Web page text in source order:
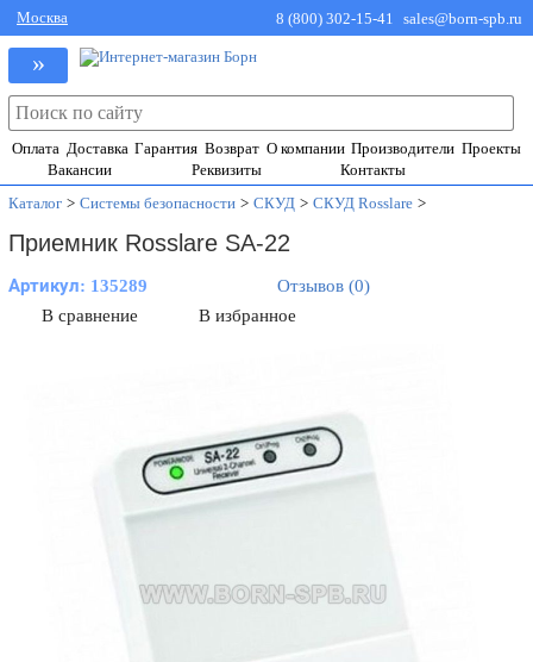
Москва 8 (800) 302-15-41 sales@born-spb.ru
»
Оплата Доставка Гарантия Возврат О компании Производители Проекты
Вакансии
Реквизиты
Контакты
Каталог > Системы безопасности > СКУД > СКУД Rosslare >
Приемник Rosslare SA-22
Артикул: 135289
Отзывов (0)
В сравнение
В избранное